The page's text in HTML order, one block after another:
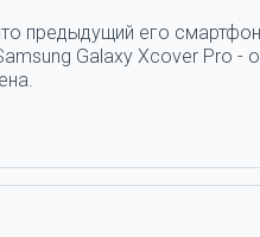
предыдущий его
Galaxy Xcover Pro -